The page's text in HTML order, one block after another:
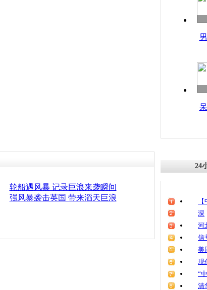
轮船遇风暴 记录巨浪来袭瞬间
强风暴袭击英国 带来滔天巨浪
24
深
河
信
美
现
“
清